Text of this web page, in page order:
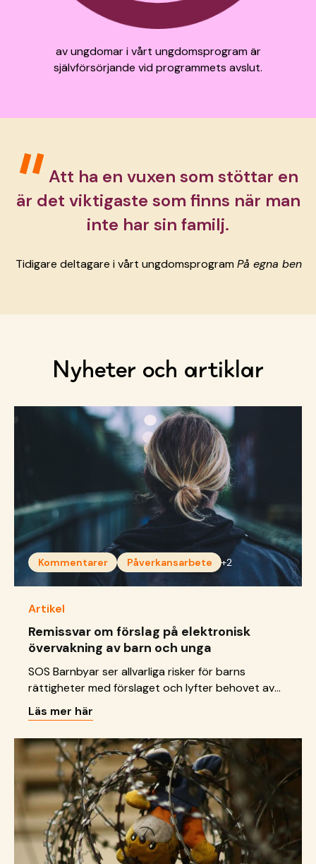
av ungdomar i vårt ungdomsprogram är
självförsörjande vid programmets avslut.
Att ha en vuxen som stöttar en
är det viktigaste som finns när man
inte har sin familj.
Tidigare deltagare i vårt ungdomsprogramPå egna ben
Nyheter och artiklar
Kommentarer Påverkansarbete +2
Artikel
Remissvar om förslag på elektronisk
övervakning av barn och unga
SOS Barnbyar ser allvarliga risker för barns
rättigheter med förslaget och lyfter behovet av
stärkta stödinsatser som bygger på tillit,
relationer och långsiktighet.
Läs mer här